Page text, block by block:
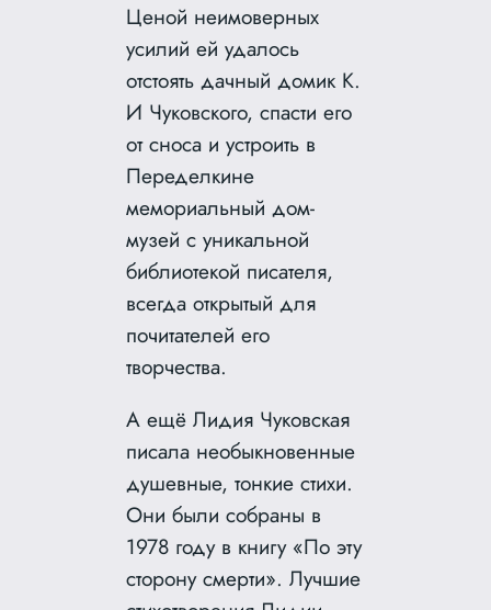
Ценой неимоверных
усилий ей удалось
отстоять дачный домик К.
И Чуковского, спасти его
от сноса и устроить в
Переделкине
мемориальный дом-
музей с уникальной
библиотекой писателя,
всегда открытый для
почитателей его
творчества.
А ещё Лидия Чуковская
писала необыкновенные
душевные, тонкие стихи.
Они были собраны в
1978 году в книгу «По эту
сторону смерти». Лучшие